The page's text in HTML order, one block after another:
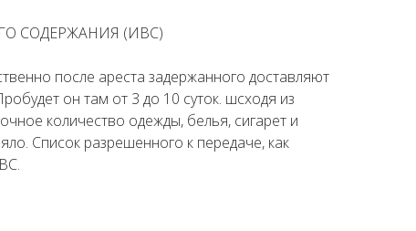
СОДЕРЖАНИЯ (ИВС)
после ареста задержанного доставляют
он там от 3 до 10 суток. шсходя из
количество одежды, белья, сигарет и
Список разрешенного к передаче, как